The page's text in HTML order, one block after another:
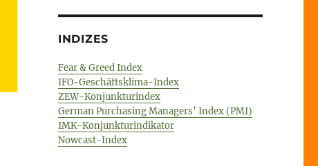
INDIZES
Fear & Greed Index
IFO-Geschäftsklima-Index
ZEW-Konjunkturindex
German Purchasing Managers’ Index (PMI)
IMK-Konjunkturindikator
Nowcast-Index